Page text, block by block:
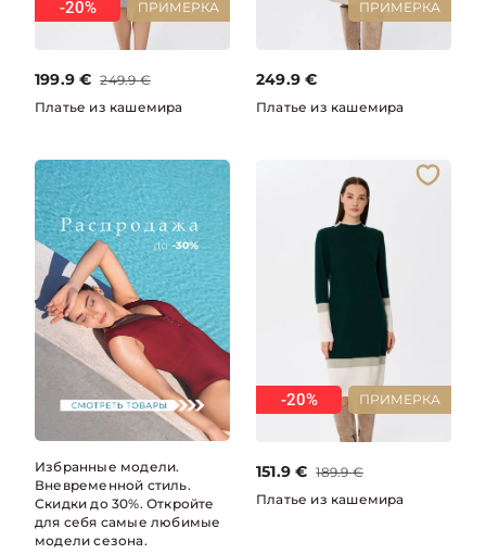
ПРИМЕРКА
-20%
199.9 € 249.9 €
Платье из кашемира
ПРИМЕРКА
249.9 €
Платье из кашемира
Избранные модели.
Вневременной стиль.
Скидки до 30%. Откройте
для себя самые любимые
модели сезона.
ПРИМЕРКА
-20%
151.9 € 189.9 €
Платье из кашемира